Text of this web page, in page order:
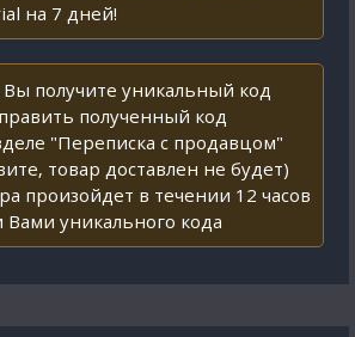
на 7 дней!
получите уникальный код
полученный код
"Переписка с продавцом"
товар доставлен не будет)
произойдет в течении 12 часов
Вами уникального кода